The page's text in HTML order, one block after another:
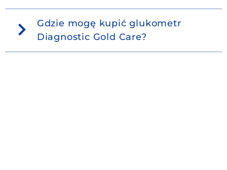
Gdzie mogę kupić glukometr
Diagnostic Gold Care?